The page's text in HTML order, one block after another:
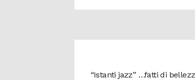
“Istanti jazz” …fatti di